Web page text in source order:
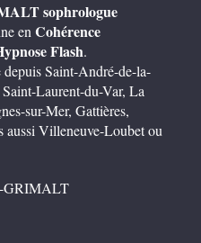
sophrologue
en Cohérence
Flash.
Saint-André-de-la-
Laurent-du-Var, La
sur-Mer, Gattières,
aussi Villeneuve-Loubet ou
GRIMALT